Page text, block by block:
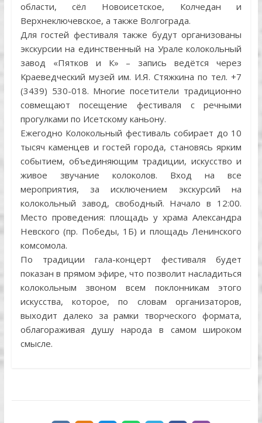
области, сёл Новоисетское, Колчедан и
Верхнеключевское, а также Волгограда.
Для гостей фестиваля также будут организованы
экскурсии на единственный на Урале колокольный
завод «Пятков и К» – запись ведётся через
Краеведческий музей им. И.Я. Стяжкина по тел. +7
(3439) 530-018. Многие посетители традиционно
совмещают посещение фестиваля с речными
прогулками по Исетскому каньону.
Ежегодно Колокольный фестиваль собирает до 10
тысяч каменцев и гостей города, становясь ярким
событием, объединяющим традиции, искусство и
живое звучание колоколов. Вход на все
мероприятия, за исключением экскурсий на
колокольный завод, свободный. Начало в 12:00.
Место проведения: площадь у храма Александра
Невского (пр. Победы, 1Б) и площадь Ленинского
комсомола.
По традиции гала-концерт фестиваля будет
показан в прямом эфире, что позволит насладиться
колокольным звоном всем поклонникам этого
искусства, которое, по словам организаторов,
выходит далеко за рамки творческого формата,
облагораживая душу народа в самом широком
смысле.